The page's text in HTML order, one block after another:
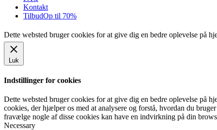
Kontakt
TilbudOp til 70%
Dette websted bruger cookies for at give dig en bedre oplevelse på
Luk
Indstillinger for cookies
Dette websted bruger cookies for at give dig en bedre oplevelse på
cookies, der hjælper os med at analysere og forstå, hvordan du
fravælge nogle af disse cookies kan have en indvirkning på din
Necessary